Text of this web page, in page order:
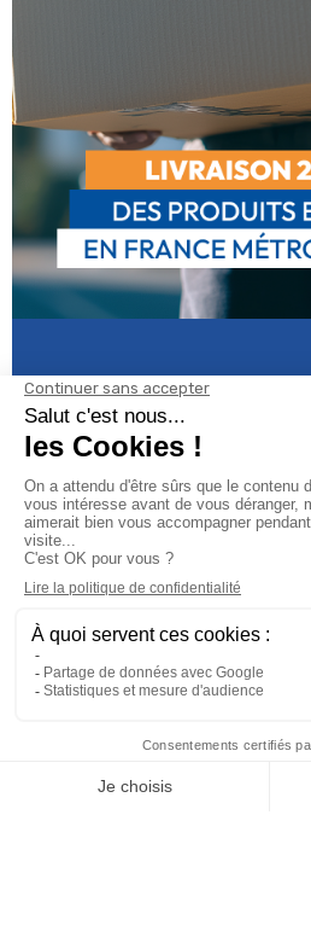
Informations
Climservice
Informations